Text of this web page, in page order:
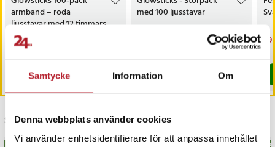
Samtycke Information Om
Denna webbplats använder cookies
Vi använder enhetsidentifierare för att anpassa innehållet
armband – röda
ljusstavar med 12 timmars
lyskraft
Nuvarande pris
99 krTidigare pris
99 kr
I lager, levereras inom 1-2 vardagar
Köp
med 100 ljusstavar
199 kr
I lager, levereras inom 1-2 vardagar
Senast besökta